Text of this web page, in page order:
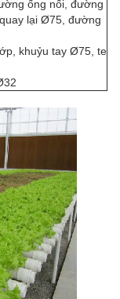
ống nối, đường
lại Ø75, đường
khuỷu tay Ø75, te